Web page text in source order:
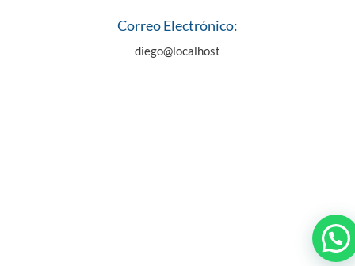
Correo Electrónico:
diego@localhost